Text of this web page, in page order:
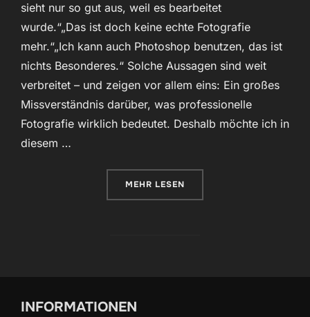
sieht nur so gut aus, weil es bearbeitet
wurde.“„Das ist doch keine echte Fotografie
mehr.“„Ich kann auch Photoshop benutzen, das ist
nichts Besonderes.“ Solche Aussagen sind weit
verbreitet – und zeigen vor allem eins: Ein großes
Missverständnis darüber, was professionelle
Fotografie wirklich bedeutet. Deshalb möchte ich in
diesem …
MEHR ÜBER „BILDBEARBEITUNG IN
LESEN
INFORMATIONEN